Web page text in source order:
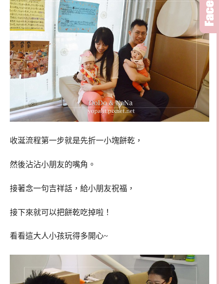
收涎流程第一步就是先折一小塊餅乾，
然後沾沾小朋友的嘴角。
接著念一句吉祥話，給小朋友祝福，
接下來就可以把餅乾吃掉啦！
看看這大人小孩玩得多開心~